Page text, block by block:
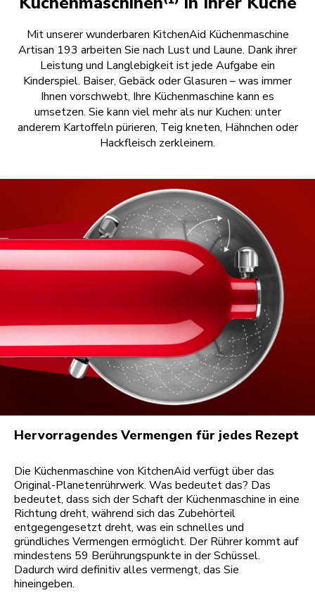
Mit unserer wunderbaren KitchenAid Küchenmaschine
Artisan 193 arbeiten Sie nach Lust und Laune. Dank ihrer
Leistung und Langlebigkeit ist jede Aufgabe ein
Kinderspiel. Baiser, Gebäck oder Glasuren – was immer
Ihnen vorschwebt, Ihre Küchenmaschine kann es
umsetzen. Sie kann viel mehr als nur Kuchen: unter
anderem Kartoffeln pürieren, Teig kneten, Hähnchen oder
Hackfleisch zerkleinern.
Hervorragendes Vermengen für jedes Rezept
Die Küchenmaschine von KitchenAid verfügt über das
Original-Planetenrührwerk. Was bedeutet das? Das
bedeutet, dass sich der Schaft der Küchenmaschine in eine
Richtung dreht, während sich das Zubehörteil
entgegengesetzt dreht, was ein schnelles und
gründliches Vermengen ermöglicht. Der Rührer kommt auf
mindestens 59 Berührungspunkte in der Schüssel.
Dadurch wird definitiv alles vermengt, das Sie
hineingeben.